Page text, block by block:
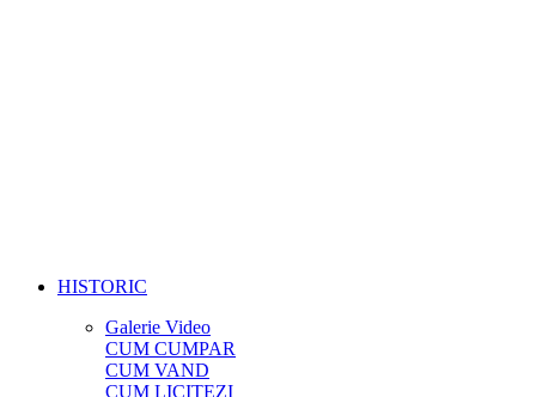
HISTORIC
Galerie Video
CUM CUMPAR
CUM VAND
CUM LICITEZI